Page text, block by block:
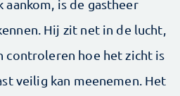
aankom, is de gastheer
Hij zit net in de lucht,
controleren hoe het zicht is
veilig kan meenemen. Het